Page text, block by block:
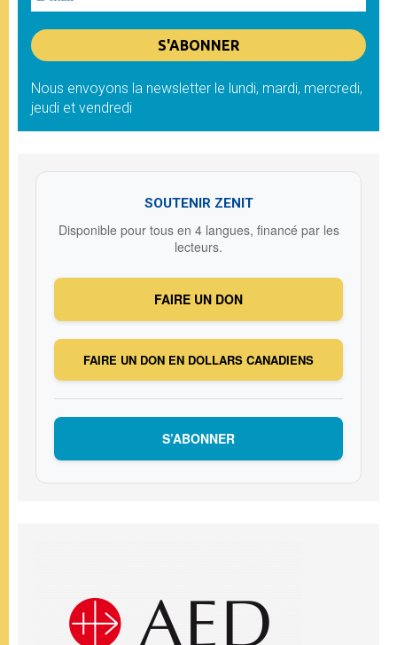
Nous envoyons la newsletter le lundi, mardi, mercredi,
jeudi et vendredi
SOUTENIR ZENIT
Disponible pour tous en 4 langues, financé par les
lecteurs.
FAIRE UN DON
FAIRE UN DON EN DOLLARS CANADIENS
S’ABONNER